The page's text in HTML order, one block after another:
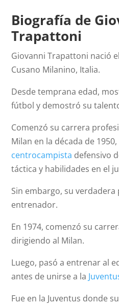
Biografía de
Trapattoni
Giovanni Trapattoni nació
Cusano Milanino, Italia.
Desde temprana edad,
fútbol y demostró su
Comenzó su carrera
Milan en la década de
centrocampista defensivo
táctica y habilidades en el
Sin embargo, su
entrenador.
En 1974, comenzó su
dirigiendo al Milan.
Luego, pasó a entrenar al
antes de unirse a la
Fue en la Juventus donde